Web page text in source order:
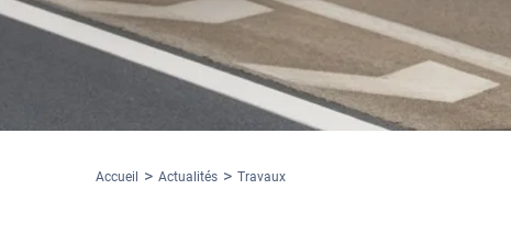
Accueil Actualités Travaux